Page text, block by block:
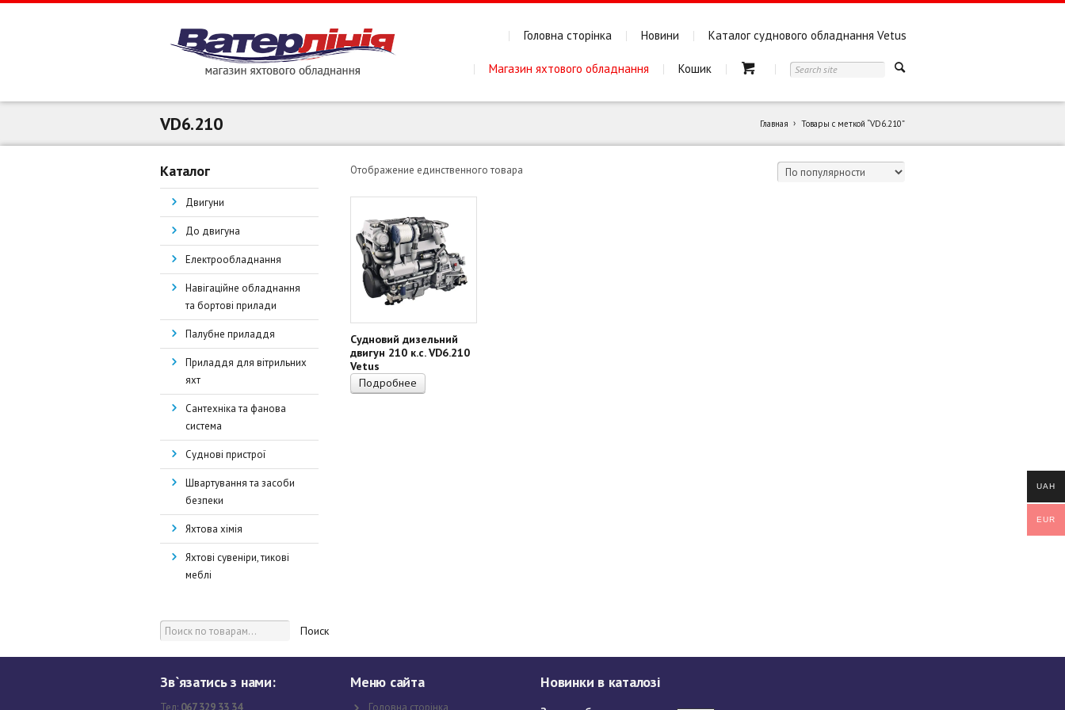
Головна сторінка Новини Каталог суднового обладнання Vetus
Магазин яхтового обладнання Кошик
Главная Товары с меткой “VD6.210”
VD6.210
Отображение единственного товара
Судновий дизельний
двигун 210 к.с. VD6.210
Vetus
Подробнее
Каталог
Двигуни
До двигуна
Електрообладнання
Навігаційне обладнання
та бортові прилади
Палубне приладдя
Приладдя для вітрильних
яхт
Сантехніка та фанова
система
Суднові пристрої
Швартування та засоби
безпеки
Яхтова хімія
Яхтові сувеніри, тикові
меблі
Поиск
Зв`язатись з нами:
Тел: 067 329 33 34
Меню сайта
Головна сторінка
Новинки в каталозі
UAH
EUR